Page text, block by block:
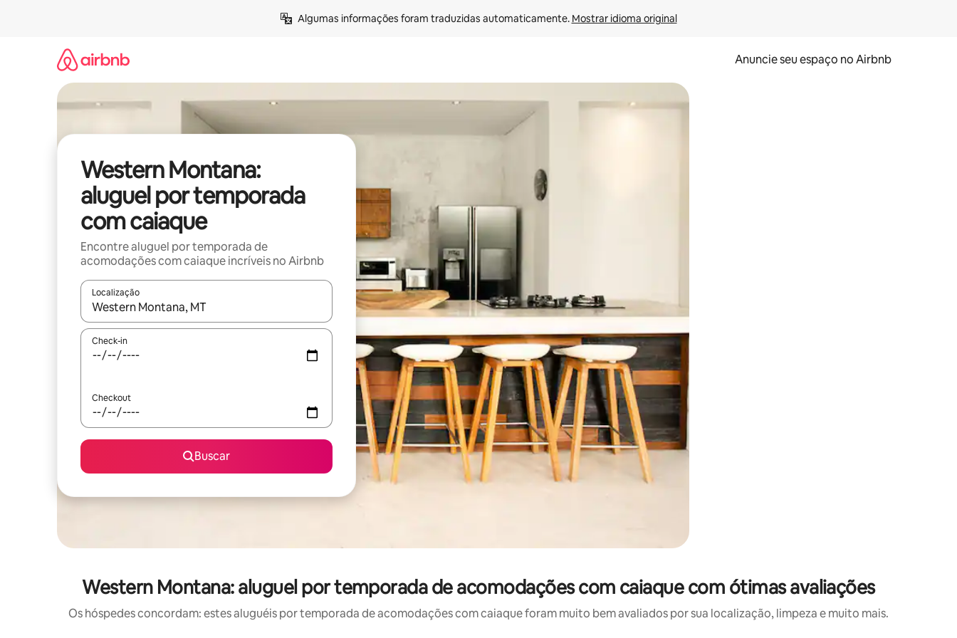
Algumas informações foram traduzidas automaticamente. Mostrar idioma original
Anuncie seu espaço no Airbnb
Western Montana:
aluguel por temporada
com caiaque
Encontre aluguel por temporada de
acomodações com caiaque incríveis no Airbnb
Localização
Quando os resultados estiverem disponíveis, explore-os usando as seta para cima e para baixo do teclado ou tocando e deslizando o dedo na tela.
Check-in
Checkout
Buscar
Western Montana: aluguel por temporada de acomodações com caiaque com ótimas avaliações
Os hóspedes concordam: estes aluguéis por temporada de acomodações com caiaque foram muito bem avaliados por sua localização, limpeza e muito mais.